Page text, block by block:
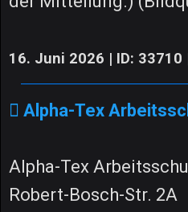
16. Juni 2026 | ID: 33710
Alpha-Tex
Alpha-Tex
Robert-Bosch-Str. 2A